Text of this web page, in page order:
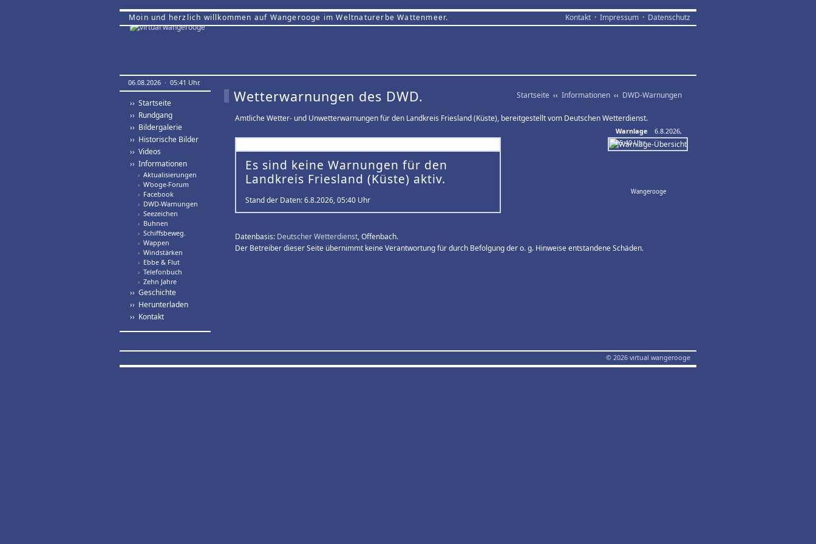
Moin und herzlich willkommen auf Wangerooge im Weltnaturerbe Wattenmeer. Kontakt · Impressum · Datenschutz
06.08.2026 · 05:41 Uhr.
›› Startseite
›› Rundgang
›› Bildergalerie
›› Historische Bilder
›› Videos
›› Informationen
› Aktualisierungen
› W'ooge-Forum
› Facebook
› DWD-Warnungen
› Seezeichen
› Buhnen
› Schiffsbeweg.
› Wappen
› Windstärken
› Ebbe & Flut
› Telefonbuch
› Zehn Jahre
›› Geschichte
›› Herunterladen
›› Kontakt
Startseite ‹‹ Informationen ‹‹ DWD-Warnungen
Wetterwarnungen des DWD.
Amtliche Wetter- und Unwetterwarnungen für den Landkreis Friesland (Küste), bereitgestellt vom Deutschen Wetterdienst.
Warnlage 6.8.2026,
05:40 Uhr
Wangerooge
Es sind keine Warnungen für den
Landkreis Friesland (Küste) aktiv.
Stand der Daten: 6.8.2026, 05:40 Uhr
Datenbasis: Deutscher Wetterdienst, Offenbach.
Der Betreiber dieser Seite übernimmt keine Verantwortung für durch Befolgung der o. g. Hinweise entstandene Schäden.
© 2026 virtual wangerooge